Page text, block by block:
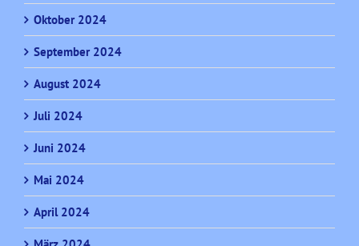
Oktober 2024
September 2024
August 2024
Juli 2024
Juni 2024
Mai 2024
April 2024